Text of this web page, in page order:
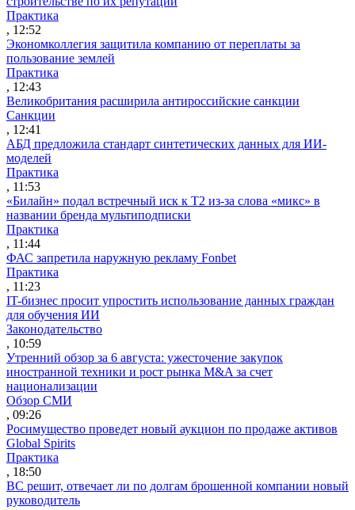
Практика
, 12:52
Экономколлегия защитила компанию от переплаты за
пользование землей
Практика
, 12:43
Великобритания расширила антироссийские санкции
Санкции
, 12:41
АБД предложила стандарт синтетических данных для ИИ-
моделей
Практика
, 11:53
«Билайн» подал встречный иск к Т2 из-за слова «микс» в
названии бренда мультиподписки
Практика
, 11:44
ФАС запретила наружную рекламу Fonbet
Практика
, 11:23
IT-бизнес просит упростить использование данных граждан
для обучения ИИ
Законодательство
, 10:59
Утренний обзор за 6 августа: ужесточение закупок
иностранной техники и рост рынка M&A за счет
национализации
Обзор СМИ
, 09:26
Росимущество проведет новый аукцион по продаже активов
Global Spirits
Практика
, 18:50
ВС решит, отвечает ли по долгам брошенной компании новый
руководитель